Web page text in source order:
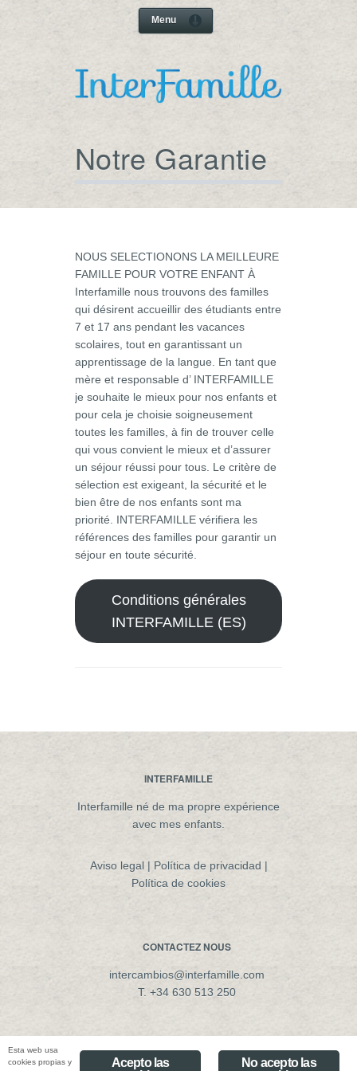
Menu
Notre Garantie
NOUS SELECTIONONS LA MEILLEURE
FAMILLE POUR VOTRE ENFANT À
Interfamille nous trouvons des familles
qui désirent accueillir des étudiants entre
7 et 17 ans pendant les vacances
scolaires, tout en garantissant un
apprentissage de la langue. En tant que
mère et responsable d’ INTERFAMILLE
je souhaite le mieux pour nos enfants et
pour cela je choisie soigneusement
toutes les familles, à fin de trouver celle
qui vous convient le mieux et d’assurer
un séjour réussi pour tous. Le critère de
sélection est exigeant, la sécurité et le
bien être de nos enfants sont ma
priorité. INTERFAMILLE vérifiera les
références des familles pour garantir un
séjour en toute sécurité.
Conditions générales
INTERFAMILLE (ES)
INTERFAMILLE
Interfamille né de ma propre expérience
avec mes enfants.
Aviso legal| Política de privacidad |
Política de cookies
CONTACTEZ NOUS
intercambios@interfamille.com
T. +34 630 513 250
No acepto las
Acepto las
Esta web usa
cookies propias y